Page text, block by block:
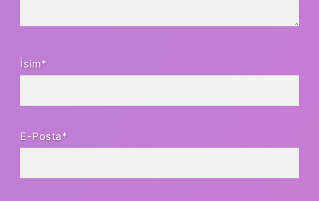
İsim*
E-Posta*